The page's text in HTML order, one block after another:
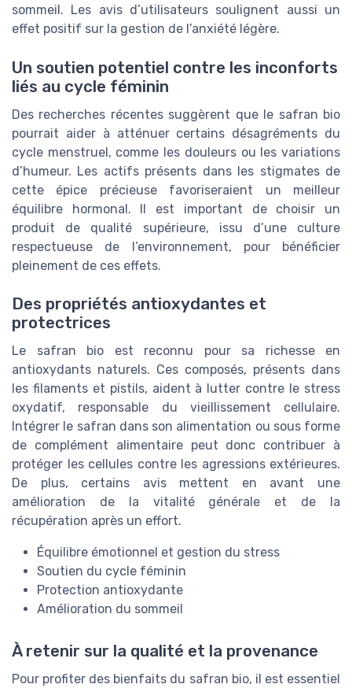
sommeil. Les avis d’utilisateurs soulignent aussi un
effet positif sur la gestion de l’anxiété légère.
Un soutien potentiel contre les inconforts
liés au cycle féminin
Des recherches récentes suggèrent que le safran bio
pourrait aider à atténuer certains désagréments du
cycle menstruel, comme les douleurs ou les variations
d’humeur. Les actifs présents dans les stigmates de
cette épice précieuse favoriseraient un meilleur
équilibre hormonal. Il est important de choisir un
produit de qualité supérieure, issu d’une culture
respectueuse de l’environnement, pour bénéficier
pleinement de ces effets.
Des propriétés antioxydantes et
protectrices
Le safran bio est reconnu pour sa richesse en
antioxydants naturels. Ces composés, présents dans
les filaments et pistils, aident à lutter contre le stress
oxydatif, responsable du vieillissement cellulaire.
Intégrer le safran dans son alimentation ou sous forme
de complément alimentaire peut donc contribuer à
protéger les cellules contre les agressions extérieures.
De plus, certains avis mettent en avant une
amélioration de la vitalité générale et de la
récupération après un effort.
Équilibre émotionnel et gestion du stress
Soutien du cycle féminin
Protection antioxydante
Amélioration du sommeil
À retenir sur la qualité et la provenance
Pour profiter des bienfaits du safran bio, il est essentiel